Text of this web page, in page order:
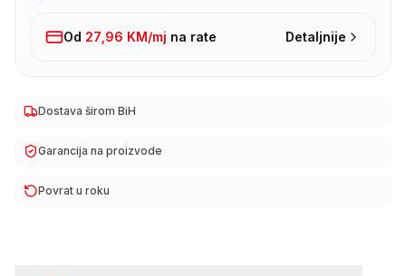
Od 27,96 KM/mj na rate Detaljnije
Dostava širom BiH
Garancija na proizvode
Povrat u roku